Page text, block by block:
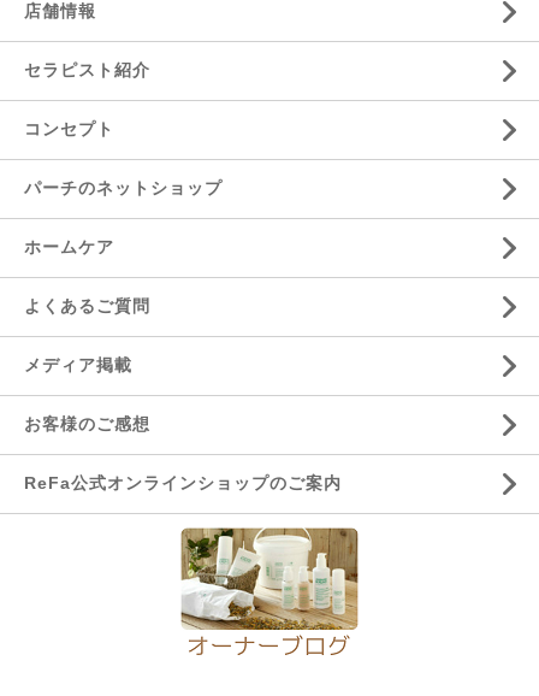
店舗情報
セラピスト紹介
コンセプト
パーチのネットショップ
ホームケア
よくあるご質問
メディア掲載
お客様のご感想
ReFa公式オンラインショップのご案内